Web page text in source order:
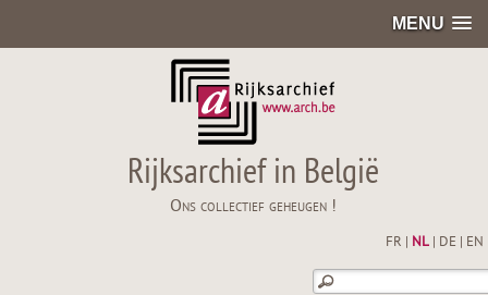
MENU
Rijksarchief in België
Ons collectief geheugen !
FR NL| DE EN